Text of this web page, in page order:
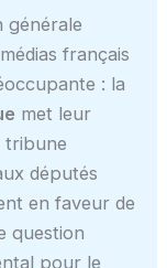
générale
français
: la
met leur
tribune
députés
en faveur de
question
pour le